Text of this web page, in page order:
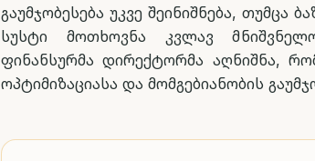
გაუმჯობესება უკვე შეინიშნება, თუმცა
სუსტი მოთხოვნა კვლავ
ფინანსურმა დირექტორმა აღნიშნა,
ოპტიმიზაციასა და მომგებიანობის